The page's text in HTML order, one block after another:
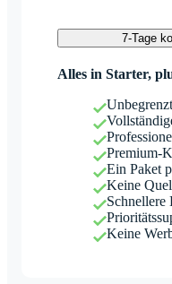
7-Tage
Alles in Starter,
Premium-
Ein Paket
Keine
Schnellere
Keine